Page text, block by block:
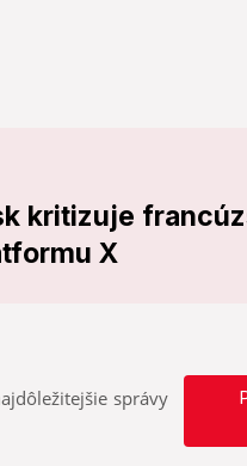
kritizuje
X
správy